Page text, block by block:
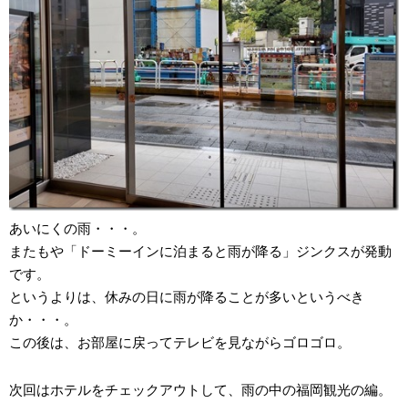
あいにくの雨・・・。
またもや「ドーミーインに泊まると雨が降る」ジンクスが発動
です。
というよりは、休みの日に雨が降ることが多いというべき
か・・・。
この後は、お部屋に戻ってテレビを見ながらゴロゴロ。
次回はホテルをチェックアウトして、雨の中の福岡観光の編。